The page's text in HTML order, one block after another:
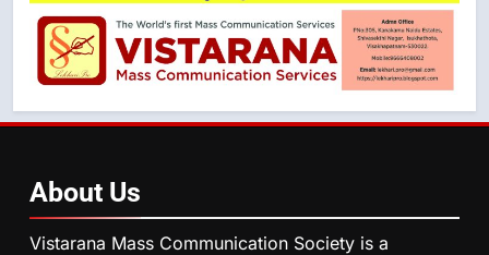
About Us
Vistarana Mass Communication Society is a